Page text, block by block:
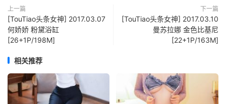
上一篇
[TouTiao头条女神] 2017.03.07
何娇娇 粉黛浴缸
[26+1P/198M]
下一篇
[TouTiao头条女神] 2017.03.10
曼苏拉娜 金色比基尼
[22+1P/163M]
相关推荐